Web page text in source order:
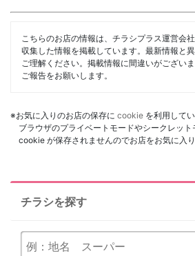
こちらのお店の情報は、チラシプラス運営会
収集した情報を掲載しています。最新情報と
ご理解ください。掲載情報に間違いがござい
ご報告をお願いします。
※お気に入りのお店の保存に cookie を利用してい
ブラウザのプライベートモードやシークレッ
cookie が保存されませんのでお店をお気に入り
チラシを探す